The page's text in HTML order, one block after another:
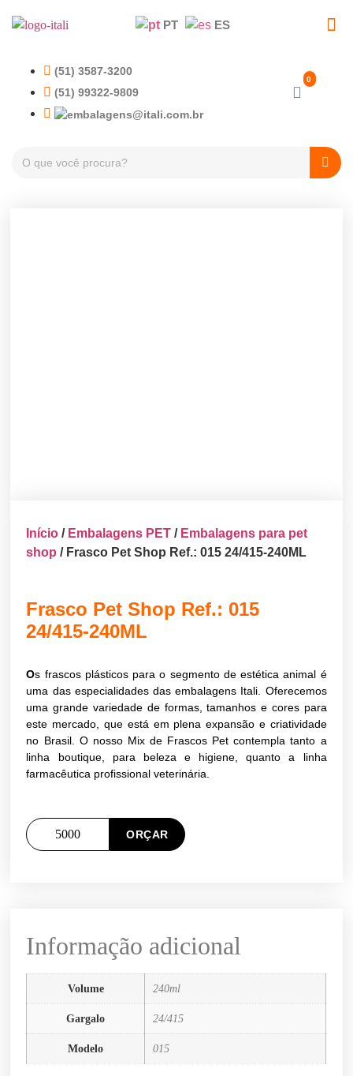
PT ES
(51) 3587-3200
(51) 99322-9809
Início / Embalagens PET / Embalagens para pet
shop / Frasco Pet Shop Ref.: 015 24/415-240ML
Frasco Pet Shop Ref.: 015
24/415-240ML
Os frascos plásticos para o segmento de estética animal é
uma das especialidades das embalagens Itali. Oferecemos
uma grande variedade de formas, tamanhos e cores para
este mercado, que está em plena expansão e criatividade
no Brasil. O nosso Mix de Frascos Pet contempla tanto a
linha boutique, para beleza e higiene, quanto a linha
farmacêutica profissional veterinária.
ORÇAR
Informação adicional
Volume 240ml
Gargalo 24/415
Modelo 015